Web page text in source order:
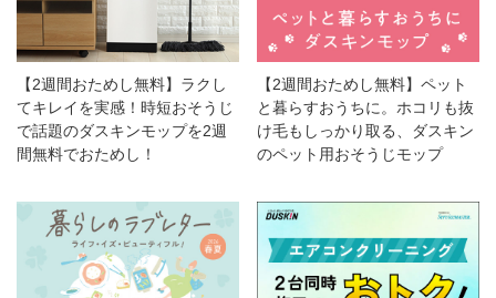
【2週間おためし無料】ラクし
てキレイを実感！時短おそうじ
で話題のダスキンモップを2週
間無料でおためし！
【2週間おためし無料】ペット
と暮らすおうちに。ホコリも抜
け毛もしっかり取る、ダスキン
のペット用おそうじモップ